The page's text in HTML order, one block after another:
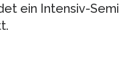
ein Intensiv-